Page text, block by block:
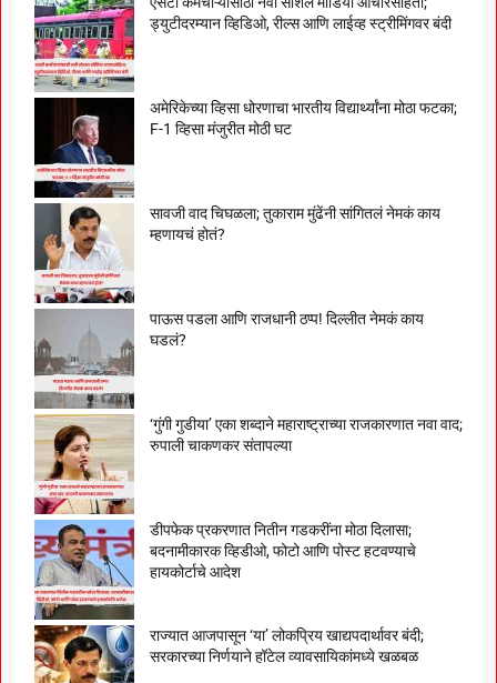
ड्युटीदरम्यान व्हिडिओ, रील्स आणि लाईव्ह स्ट्रीमिंगवर बंदी
अमेरिकेच्या व्हिसा धोरणाचा भारतीय विद्यार्थ्यांना मोठा फटका;
F-1 व्हिसा मंजुरीत मोठी घट
सावजी वाद चिघळला; तुकाराम मुंढेंनी सांगितलं नेमकं काय
म्हणायचं होतं?
पाऊस पडला आणि राजधानी ठप्प! दिल्लीत नेमकं काय
घडलं?
‘गुंगी गुडीया’ एका शब्दाने महाराष्ट्राच्या राजकारणात नवा वाद;
रुपाली चाकणकर संतापल्या
डीपफेक प्रकरणात नितीन गडकरींना मोठा दिलासा;
बदनामीकारक व्हिडीओ, फोटो आणि पोस्ट हटवण्याचे
हायकोर्टाचे आदेश
राज्यात आजपासून ‘या’ लोकप्रिय खाद्यपदार्थावर बंदी;
सरकारच्या निर्णयाने हॉटेल व्यावसायिकांमध्ये खळबळ